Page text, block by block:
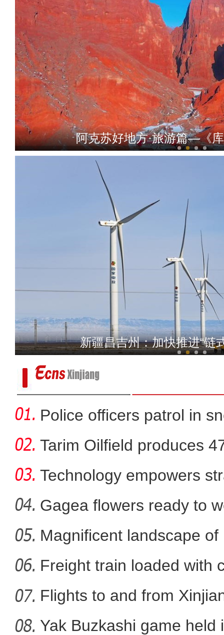
阿克苏好地方·旅游篇—《
新疆皮山县：教育援疆 让
新疆和田：智慧养殖提升
新疆昌吉州：加快推进“链
Police officers patrol in
Tarim Oilfield produces
Technology empowers
Xi
Gagea flowers ready to
Nal
Magnificent landscape
La
Freight train loaded with
Flights to and from
Yak Buzkashi game held